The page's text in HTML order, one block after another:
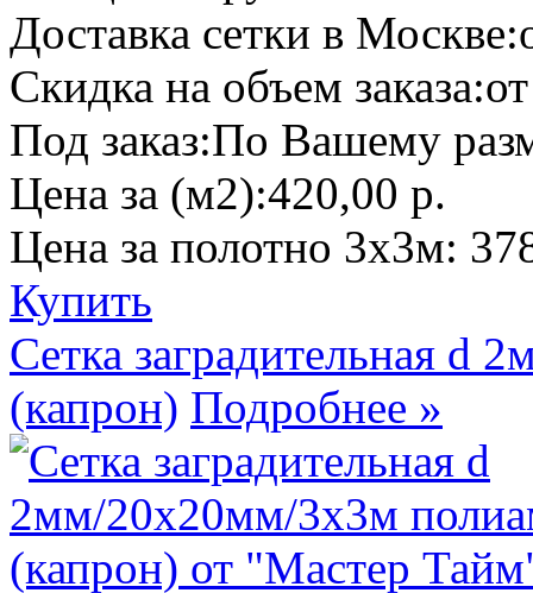
Доставка сетки в Москве:
Скидка на объем заказа:
Под заказ:По Вашему
Цена за (м2):420,00 р.
Цена за полотно 3х3м:
Купить
Сетка заградительная d
(капрон) Подробнее »